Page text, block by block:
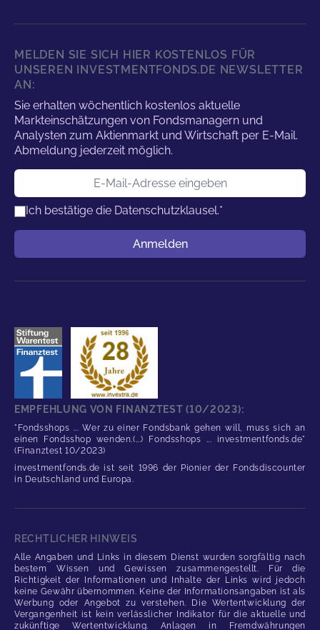
MELDEN SIE SICH HIER KOSTENLOS FÜR
UNSEREN INVESTMENTFONDS.DE NEWSLETTER
AN:
Sie erhalten wöchentlich kostenlos aktuelle
Markteinschätzungen von Fondsmanagern und
Analysten zum Aktienmarkt und Wirtschaft per E-Mail.
Abmeldung jederzeit möglich.
E-Mail-Adresse
Ich bestätige die Datenschutzklausel.*
Anmelden
EMPFEHLUNG VON FINANZTEST (10/2023):
"Fondsshops ... Wer zu einer Fondsbank gehen will, muss sich an
einen Fondsshop wenden.(...) Fondsshops ... investmentfonds.de"
(Finanztest 10/2023)
investmentfonds.de ist seit 1996 der Pionier der Fondsdiscounter
in Deutschland und Europa.
RECHTLICHER HINWEIS
Alle Angaben und Links in diesem Dienst wurden sorgfältig nach
bestem Wissen und Gewissen zusammengestellt. Für die
Richtigkeit der Informationen und Inhalte der Links wird jedoch
keine Gewähr übernommen. Keine der Informationsangaben ist als
Werbung oder Angebot zu verstehen. Die Wertentwicklung der
Vergangenheit ist kein verlässlicher Indikator für die aktuelle und
zukünftige Wertentwicklung. Anlagen in Fremdwährungen